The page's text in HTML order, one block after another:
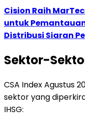
Cision Raih
untuk
Distribusi Siaran
Sektor-
CSA Index Agustus
sektor yang
IHSG: